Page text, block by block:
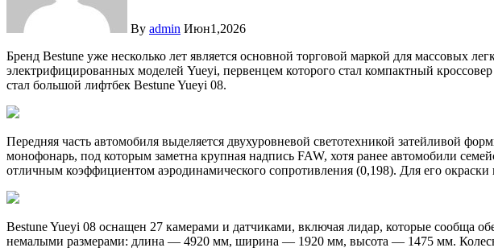
By admin Июн1,2026
Бренд Bestune уже несколько лет является основной торговой маркой для массовых
электрифицированных моделей Yueyi, первенцем которого стал компактный
стал большой лифтбек Bestune Yueyi 08.
Передняя часть автомобиля выделяется двухуровневой светотехникой затейливой
монофонарь, под которым заметна крупная надпись FAW, хотя ранее автомобили
отличным коэффициентом аэродинамического сопротивления (0,198). Для его окраски
Bestune Yueyi 08 оснащен 27 камерами и датчиками, включая лидар, которые сообща
немалыми размерами: длина — 4920 мм, ширина — 1920 мм, высота — 1475 мм.